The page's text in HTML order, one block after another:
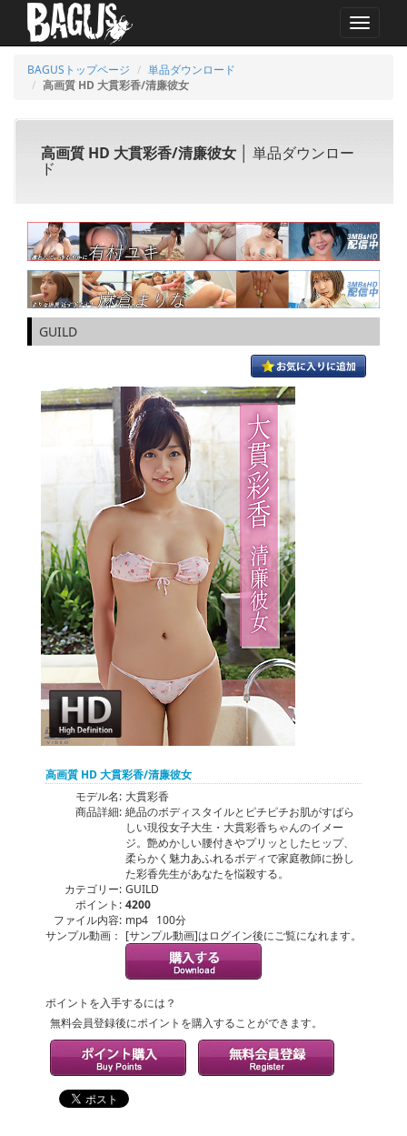
MENU
BAGUSトップページ
単品ダウンロード
高画質 HD 大貫彩香/清廉彼女
高画質 HD 大貫彩香/清廉彼女 │ 単品ダウンロー
ド
GUILD
高画質 HD 大貫彩香/清廉彼女
モデル名: 大貫彩香
商品詳細: 絶品のボディスタイルとピチピチお肌がすばら
しい現役女子大生・大貫彩香ちゃんのイメー
ジ。艶めかしい腰付きやプリッとしたヒップ、
柔らかく魅力あふれるボディで家庭教師に扮し
た彩香先生があなたを悩殺する。
カテゴリー: GUILD
ポイント: 4200
ファイル内容: mp4 100分
サンプル動画： [サンプル動画]はログイン後にご覧になれます。
ポイントを入手するには？
無料会員登録後にポイントを購入することができます。